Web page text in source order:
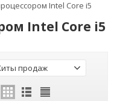
Intel Core i5
Intel Core i5
продаж